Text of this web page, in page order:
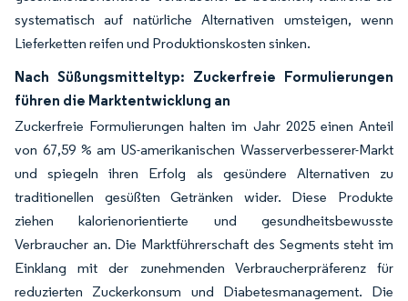
systematisch auf natürliche Alternativen umsteigen, wenn
Lieferketten reifen und Produktionskosten sinken.
Nach Süßungsmitteltyp: Zuckerfreie Formulierungen
führen die Marktentwicklung an
Zuckerfreie Formulierungen halten im Jahr 2025 einen Anteil
von 67,59 % am US-amerikanischen Wasserverbesserer-Markt
und spiegeln ihren Erfolg als gesündere Alternativen zu
traditionellen gesüßten Getränken wider. Diese Produkte
ziehen kalorienorientierte und gesundheitsbewusste
Verbraucher an. Die Marktführerschaft des Segments steht im
Einklang mit der zunehmenden Verbraucherpräferenz für
reduzierten Zuckerkonsum und Diabetesmanagement. Die